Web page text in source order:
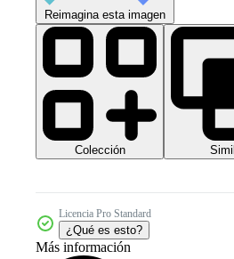
Reimagina esta imagen
Colección
Licencia Pro Standard
¿Qué es esto?
Más información